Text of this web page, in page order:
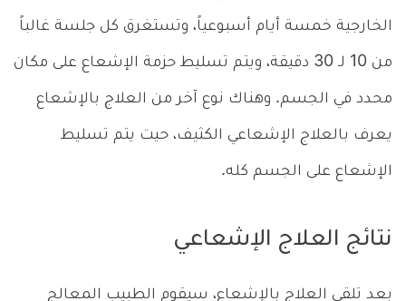
الخارجية خمسة أيام أسبوعياً، وتستغرق كل جلسة غالباً
من 10 لـ 30 دقيقة، ويتم تسليط حزمة الإشعاع على مكان
محدد في الجسم. وهناك نوع آخر من العلاج بالإشعاع
يعرف بالعلاج الإشعاعي الكثيف، حيت يتم تسليط
الإشعاع على الجسم كله.
نتائج العلاج الإشعاعي
بعد تلقي العلاج بالإشعاع، سيقوم الطبيب المعالج